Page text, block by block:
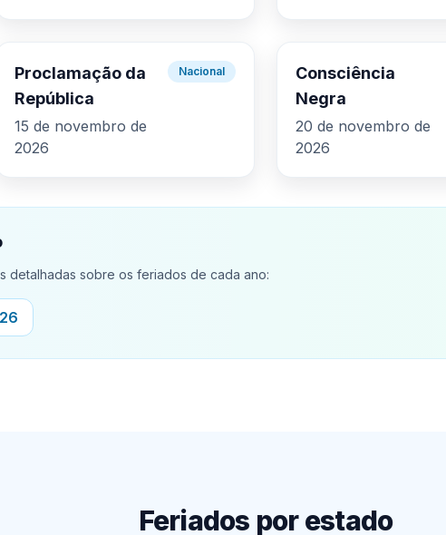
Proclamação da
República
15 de novembro de
2026
Nacional
Consciência
Negra
20 de novembro de
2026
detalhadas sobre os feriados de cada ano:
Feriados por estado